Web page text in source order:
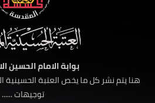
بوابة الامام الحسين
هنا يتم نشر كل ما يخص العتبة
توجيهات ......